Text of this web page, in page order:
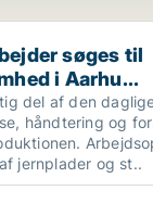
til
søges til
i Aarhu...
del af den
håndtering og
Arbejdsopgaver
jernplader og st..